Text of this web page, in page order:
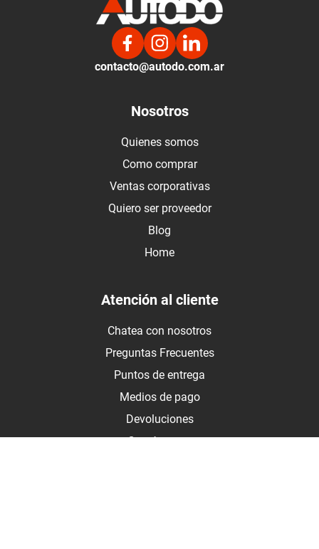
contacto@autodo.com.ar
Nosotros
Quienes somos
Como comprar
Ventas corporativas
Quiero ser proveedor
Blog
Home
Atención al cliente
Chatea con nosotros
Preguntas Frecuentes
Puntos de entrega
Medios de pago
Devoluciones
Contáctanos